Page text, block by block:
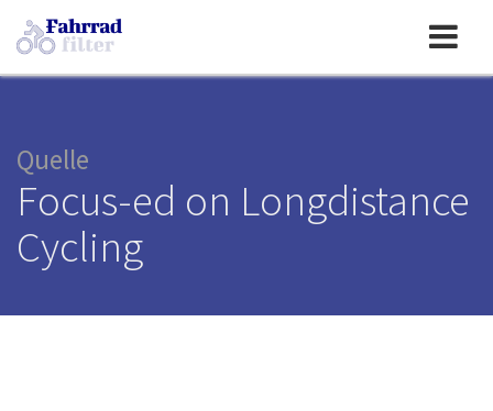
Toggle
navigation
Quelle
Focus-ed on Longdistance
Cycling